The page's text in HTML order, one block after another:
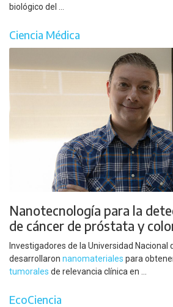
biológico del ...
Ciencia Médica
Nanotecnología para la
de cáncer de próstata y
Investigadores de la Universidad Nacional
desarrollaron nanomateriales para
tumorales de relevancia clínica en ...
EcoCiencia